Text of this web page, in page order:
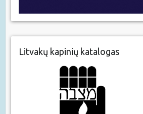
Litvakų kapinių katalogas